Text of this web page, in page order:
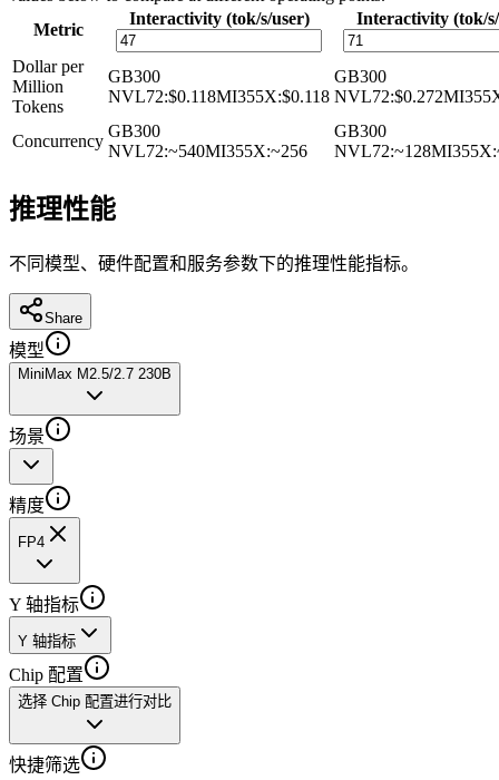
Metric
Interactivity (tok/s/user) Interactivity (tok/
Dollar per
Million
Tokens
GB300
NVL72:$0.118MI355X:$0.118
GB300
NVL72:$0.272
Concurrency
GB300
NVL72:~540MI355X:~256
GB300
NVL72:~128MI355X:
推理性能
不同模型、硬件配置和服务参数下的推理性能指标。
Share
模型
MiniMax M2.5/2.7 230B
场景
精度
FP4
Y 轴指标
Y 轴指标
Chip 配置
选择 Chip 配置进行对比
快捷筛选